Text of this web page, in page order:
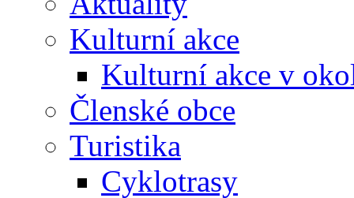
Kulturní akce
Kulturní akce v
Členské obce
Turistika
Cyklotrasy